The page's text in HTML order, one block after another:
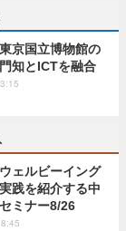
京国立博物館の
知とICTを融合
ェルビーイング
践を紹介する中
ミナー8/26